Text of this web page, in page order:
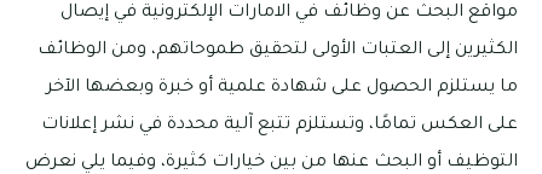
مواقع البحث عن وظائف في الامارات الإلكترونية في إيصال
الكثيرين إلى العتبات الأولى لتحقيق طموحاتهم، ومن الوظائف
ما يستلزم الحصول على شهادة علمية أو خبرة وبعضها الآخر
على العكس تمامًا، وتستلزم تتبع آلية محددة في نشر إعلانات
التوظيف أو البحث عنها من بين خيارات كثيرة، وفيما يلي نعرض